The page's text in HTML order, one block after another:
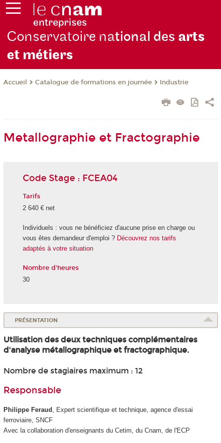
Conservatoire national des arts
et métiers
Accueil Catalogue de formations en journée Industrie
Metallographie et Fractographie
Code Stage : FCEA04
Tarifs
2 640 € net
Individuels : vous ne bénéficiez d'aucune prise en charge ou
vous êtes demandeur d'emploi ? Découvrez nos tarifs
adaptés à votre situation
Nombre d'heures
30
PRÉSENTATION
Utilisation des deux techniques complémentaires
d'analyse métallographique et fractographique.
Nombre de stagiaires maximum : 12
Responsable
Philippe Feraud , Expert scientifique et technique, agence d'essai
ferroviaire, SNCF
Avec la collaboration d'enseignants du Cetim, du Cnam, de l'ECP